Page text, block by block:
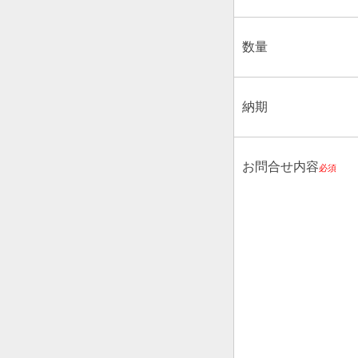
数量
納期
お問合せ内容必須